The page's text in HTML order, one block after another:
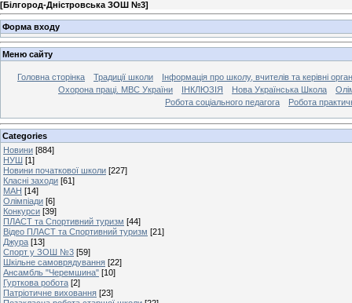
[Білгород-Дністровська ЗОШ №3]
Форма входу
Меню сайту
Головна сторінка Традиції школи
Інформація про школу, вчителів та керівні
Охорона праці. МВС України
ІНКЛЮЗІЯ Нова Українська Школа
Робота соціального педагога
Робота
Categories
Новини [884]
НУШ [1]
Новини початкової школи [227]
Класні заходи [61]
МАН [14]
Олімпіади [6]
Конкурси [39]
ПЛАСТ та Спортивний туризм [44]
Відео ПЛАСТ та Спортивний туризм [21]
Джура [13]
Спорт у ЗОШ №3 [59]
Шкільне самоврядування [22]
Ансамбль "Черемшина" [10]
Гурткова робота [2]
Патріотичне виховання [23]